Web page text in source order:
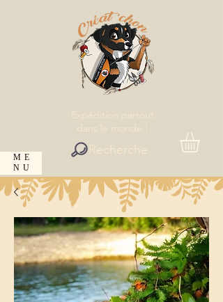
Expédition partout
ME
NU
Recherche